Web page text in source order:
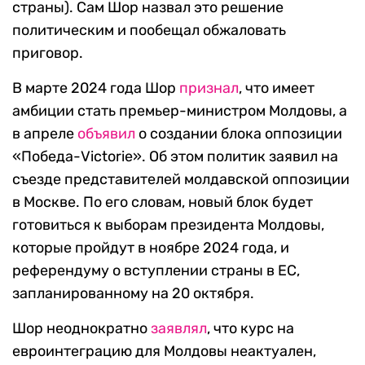
страны). Сам Шор назвал это решение
политическим и пообещал обжаловать
приговор.
В марте 2024 года Шор признал, что имеет
амбиции стать премьер-министром Молдовы, а
в апреле объявил о создании блока оппозиции
«Победа-Viсtorie». Об этом политик заявил на
съезде представителей молдавской оппозиции
в Москве. По его словам, новый блок будет
готовиться к выборам президента Молдовы,
которые пройдут в ноябре 2024 года, и
референдуму о вступлении страны в ЕС,
запланированному на 20 октября.
Шор неоднократнозаявлял, что курс на
евроинтеграцию для Молдовы неактуален,